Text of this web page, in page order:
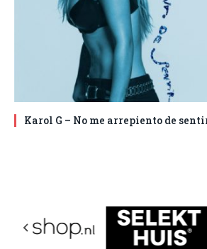
Karol G – No me arrepiento de